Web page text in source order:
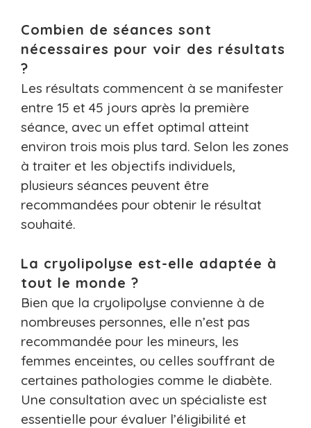
Combien de séances sont
nécessaires pour voir des résultats
?
Les résultats commencent à se manifester
entre 15 et 45 jours après la première
séance, avec un effet optimal atteint
environ trois mois plus tard. Selon les zones
à traiter et les objectifs individuels,
plusieurs séances peuvent être
recommandées pour obtenir le résultat
souhaité.
La cryolipolyse est-elle adaptée à
tout le monde ?
Bien que la cryolipolyse convienne à de
nombreuses personnes, elle n’est pas
recommandée pour les mineurs, les
femmes enceintes, ou celles souffrant de
certaines pathologies comme le diabète.
Une consultation avec un spécialiste est
essentielle pour évaluer l’éligibilité et